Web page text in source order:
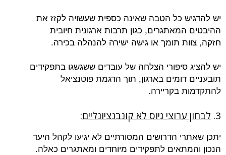
יש להדגיש כל הטבה שאינה כספית שעשויה לקזז את
ההיבטים המאתגרים, כגון תרבות ארגונית חיובית
חזקה, צוות תומך או גישה ישירה להנהלה בכירה.
יש להציג סיפורי הצלחה של עובדים ששגשגו בתפקידים
תובעניים דומים בארגון, תוך הדגמת פוטנציאל
להתקדמות בקריירה.
3. לבחון ערוצי גיוס לא קונבנציונליים:
יתכן שאתרי הדרושים המסורתיים לא יגיעו לקהל היעד
הנכון והמתאים לתפקידים מיוחדים ומאתגרים כאלה.